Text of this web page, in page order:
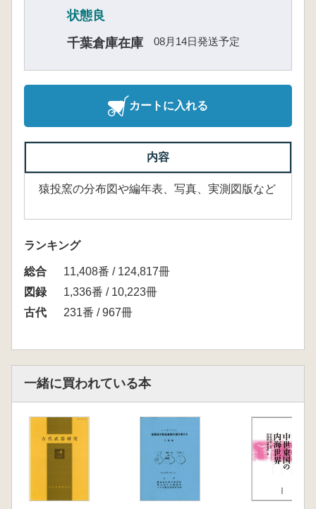
状態良
千葉倉庫在庫
08月14日発送予定
カートに入れる
内容
猿投窯の分布図や編年表、写真、実測図版など
ランキング
総合
11,408番 / 124,817冊
図録
1,336番 / 10,223冊
古代
231番 / 967冊
一緒に買われている本